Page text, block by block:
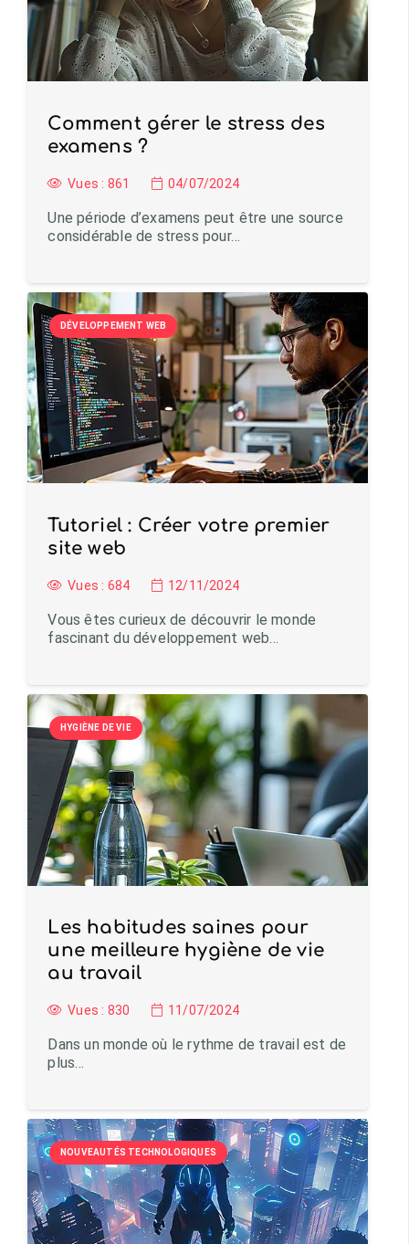
Comment gérer le stress des
examens ?
Vues : 861 04/07/2024
Une période d’examens peut être une source
considérable de stress pour…
DÉVELOPPEMENT WEB
Tutoriel : Créer votre premier
site web
Vues : 684 12/11/2024
Vous êtes curieux de découvrir le monde
fascinant du développement web…
HYGIÈNE DE VIE
Les habitudes saines pour
une meilleure hygiène de vie
au travail
Vues : 830 11/07/2024
Dans un monde où le rythme de travail est de
plus…
NOUVEAUTÉS TECHNOLOGIQUES